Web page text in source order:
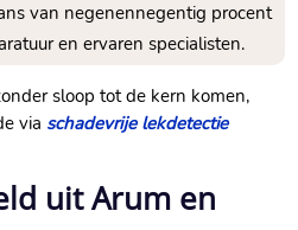
van negenennegentig procent
en ervaren specialisten.​
sloop tot de kern komen,
via schadevrije lekdetectie
uit Arum en